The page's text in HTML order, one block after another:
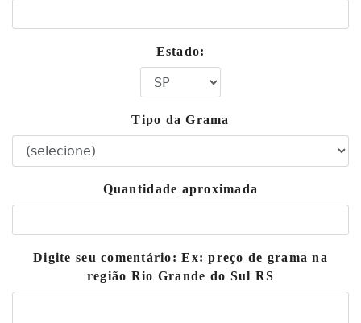
Estado:
Tipo da Grama
Quantidade aproximada
Digite seu comentário: Ex: preço de grama na
região Rio Grande do Sul RS